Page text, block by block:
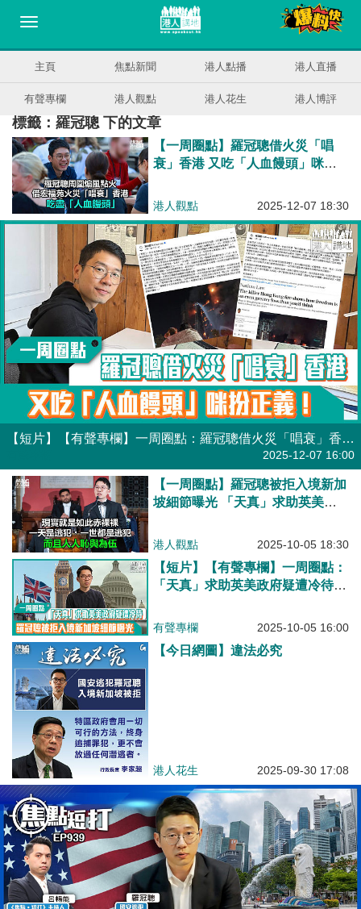
主頁 焦點新聞 港人點播 港人直播
有聲專欄 港人觀點 港人花生 港人博評
標籤：羅冠聰 下的文章
【一周圈點】羅冠聰借火災「唱
衰」香港 又吃「人血饅頭」咪扮
港人觀點 2025-12-07 18:30
【短片】【有聲專欄】一周圈點：羅冠聰借火災「唱衰」香港 又吃「人血饅頭」咪扮正義！
2025-12-07 16:00
【一周圈點】羅冠聰被拒入境新加
坡細節曝光 「天真」求助英美政
港人觀點 2025-10-05 18:30
【短片】【有聲專欄】一周圈點：
「天真」求助英美政府疑遭冷待
有聲專欄 2025-10-05 16:00
【今日網圖】違法必究
港人花生 2025-09-30 17:08